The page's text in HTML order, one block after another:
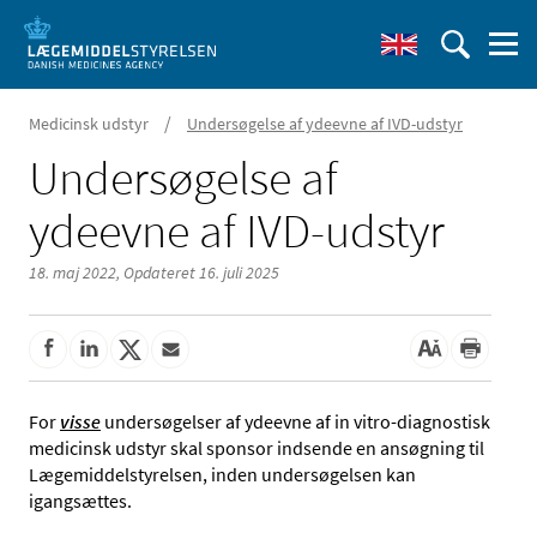
Medicinsk udstyr / Undersøgelse af ydeevne af IVD-udstyr
Undersøgelse af
ydeevne af IVD-udstyr
18. maj 2022, Opdateret 16. juli 2025
For visse undersøgelser af ydeevne af in vitro-diagnostisk
medicinsk udstyr skal sponsor indsende en ansøgning til
Lægemiddelstyrelsen, inden undersøgelsen kan
igangsættes.